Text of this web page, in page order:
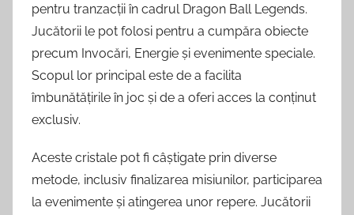
pentru tranzacții în cadrul Dragon Ball Legends.
Jucătorii le pot folosi pentru a cumpăra obiecte
precum Invocări, Energie și evenimente speciale.
Scopul lor principal este de a facilita
îmbunătățirile în joc și de a oferi acces la conținut
exclusiv.
Aceste cristale pot fi câștigate prin diverse
metode, inclusiv finalizarea misiunilor, participarea
la evenimente și atingerea unor repere. Jucătorii